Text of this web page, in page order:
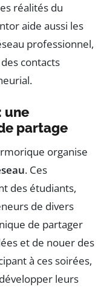
réalités du
aide aussi les
professionnel,
contacts
une
partage
organise
. Ces
des étudiants,
de divers
de partager
et de nouer des
à ces soirées,
leurs